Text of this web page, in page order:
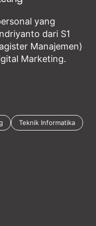
yang
dari S1
Manajemen)
Marketing.
Teknik Informatika